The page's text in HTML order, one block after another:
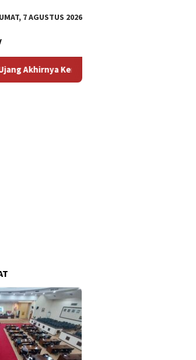
7 AGUSTUS 2026
Melihat Motor Kesayangannya